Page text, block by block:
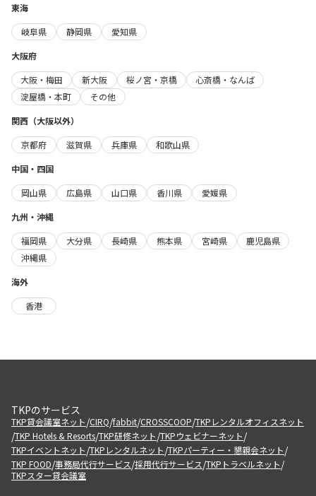
東海
岐阜県
静岡県
愛知県
大阪府
大阪・梅田
新大阪 桜ノ宮・京橋
心斎橋・なんば
淀屋橋・本町
その他
関西（大阪以外）
京都府
滋賀県 兵庫県
和歌山県
中国・四国
岡山県
広島県 山口県 香川県
愛媛県
九州・沖縄
福岡県
大分県 長崎県 熊本県 宮崎県
鹿児島県
沖縄県
海外
香港
TKPのサービス
TKP貸会議室ネット/CIRQ/fabbit/CROSSCOOP/TKPレンタルオフィスネット
/TKP Hotels & Resorts/TKP研修ネット/TKPウェビナーネット/
TKPイベントネット/TKPレンタルネット/TKPパーティー・懇親会ネット/
TKP FOOD/事務局代行サービス/採用代行サービス/TKPトラベルネット/
TKPスター貸会議室